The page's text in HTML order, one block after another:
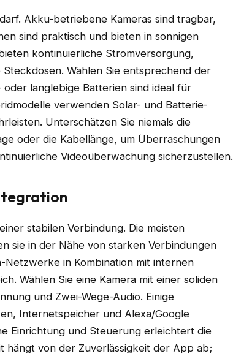
Akku-betriebene Kameras sind tragbar,
sind praktisch und bieten in sonnigen
kontinuierliche Stromversorgung,
Wählen Sie entsprechend der
langlebige Batterien sind ideal für
verwenden Solar- und Batterie-
Unterschätzen Sie niemals die
oder die Kabellänge, um Überraschungen
Videoüberwachung sicherzustellen.
stabilen Verbindung. Die meisten
sie in der Nähe von starken Verbindungen
in Kombination mit internen
Wählen Sie eine Kamera mit einer soliden
und Zwei-Wege-Audio. Einige
Internetspeicher und Alexa/Google
Einrichtung und Steuerung erleichtert die
hängt von der Zuverlässigkeit der App ab;